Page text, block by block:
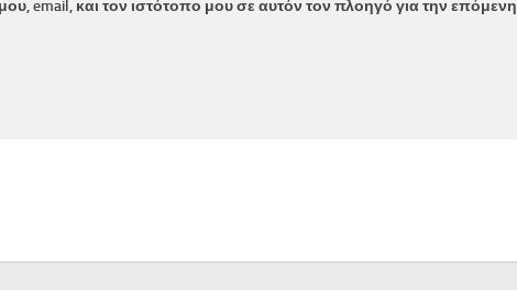
email, και τον ιστότοπο μου σε αυτόν τον πλοηγό για την επόμενη